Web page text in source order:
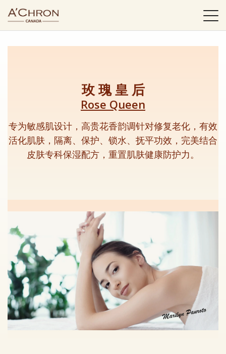
選
單
玫 瑰 皇 后
Rose Queen
专为敏感肌设计，高贵花香韵调针对修复老化，有效
活化肌肤，隔离、保护、锁水、抚平功效，完美结合
皮肤专科保湿配方，重置肌肤健康防护力。